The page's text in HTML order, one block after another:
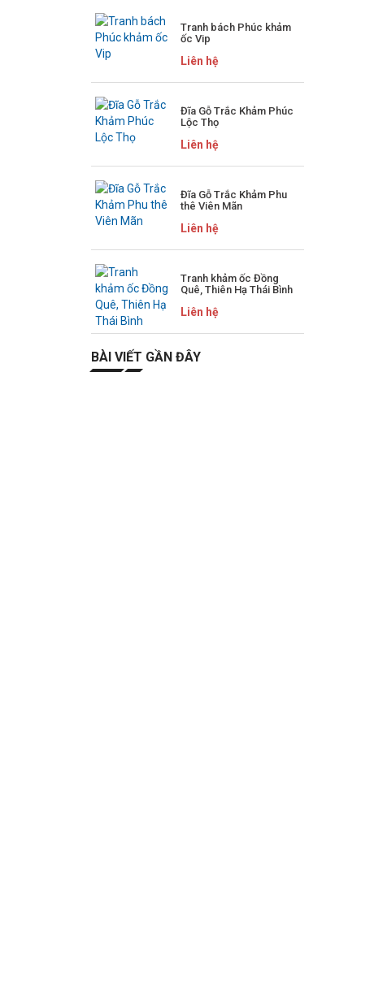
Tranh bách Phúc khảm
ốc Vip
Liên hệ
Đĩa Gỗ Trắc Khảm Phúc
Lộc Thọ
Liên hệ
Đĩa Gỗ Trắc Khảm Phu
thê Viên Mãn
Liên hệ
Tranh khảm ốc Đồng
Quê, Thiên Hạ Thái Bình
Liên hệ
BÀI VIẾT GẦN ĐÂY